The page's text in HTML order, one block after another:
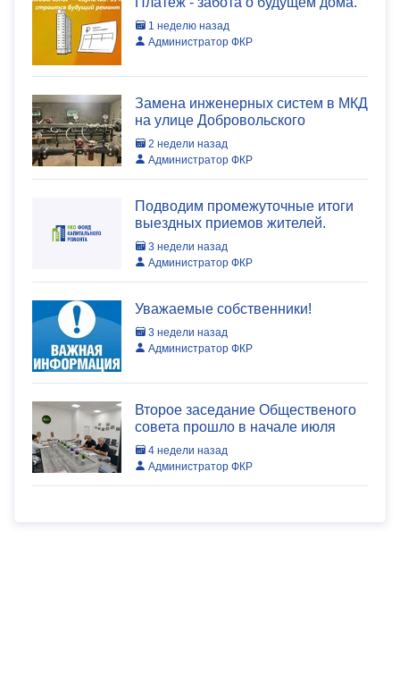
1 неделю назад
Администратор ФКР
Замена инженерных систем в МКД
на улице Добровольского
2 недели назад
Администратор ФКР
Подводим промежуточные итоги
выездных приемов жителей.
3 недели назад
Администратор ФКР
Уважаемые собственники!
3 недели назад
Администратор ФКР
Второе заседание Общественого
совета прошло в начале июля
4 недели назад
Администратор ФКР